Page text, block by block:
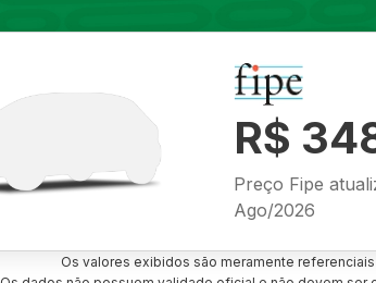
R$
Preço Fipe
Ago/2026
Os valores exibidos são meramente